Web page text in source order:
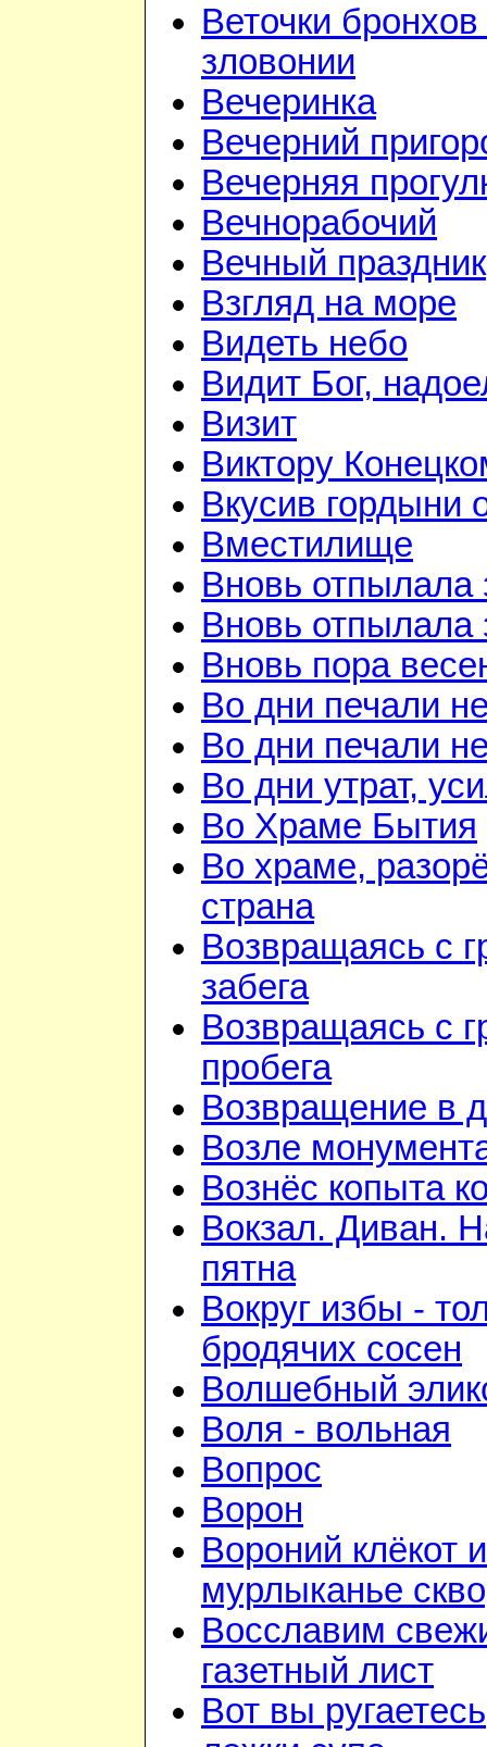
Веточки
зловонии
Вечеринка
Вечерний
Вечерняя
Вечнорабочий
Вечный праздник
Взгляд на море
Видеть небо
Видит Бог,
Визит
Виктору
Вкусив гордыни
Вместилище
Вновь отпылала
Вновь отпылала
Вновь пора
Во дни печали
Во дни печали
Во дни утрат,
Во Храме Бытия
Во храме,
страна
Возвращаясь с
забега
Возвращаясь с
пробега
Возвращение в
Возле
Вознёс копыта
Вокзал. Диван.
пятна
Вокруг избы -
бродячих сосен
Волшебный
Воля - вольная
Вопрос
Ворон
Вороний клёкот и
мурлыканье
Восславим
газетный лист
Вот вы